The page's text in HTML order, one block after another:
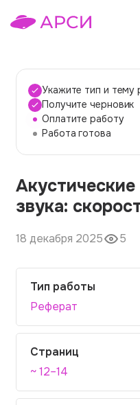
Темы работ
О сервисе
О компании
Наши гарантии
Порядок оплаты
Вопросы и ответы
Отзывы
Контакты
Укажите тип и тему
Получите черновик
Оплатите работу
Работа готова
звука:
18 декабря 2025 5
Тип работы
Реферат
Страниц
~ 12–14